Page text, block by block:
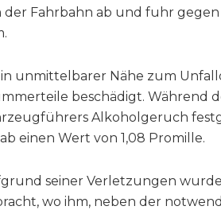
der Fahrbahn ab und fuhr
in unmittelbarer Nähe zum
beschädigt. Während
Alkoholgeruch
einen Wert von 1,08 Promille.
seiner Verletzungen
wo ihm, neben der